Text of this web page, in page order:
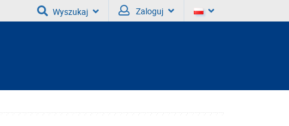
Wyszukaj Zaloguj